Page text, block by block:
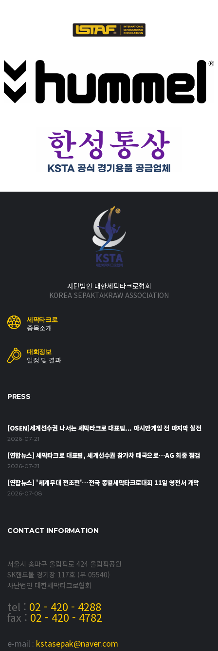
사단법인 대한세팍타크로협회
KOREA SEPAKTAKRAW ASSOCIATION
세팍타크로
종목소개
대회정보
일정 및 결과
PRESS
[OSEN]세계선수권 나서는 세팍타크로 대표팀... 아시안게임 전 마지막 실전
2026-07-21
[연합뉴스] 세팍타크로 대표팀, 세계선수권 참가차 태국으로…AG 최종 점검
2026-07-21
[연합뉴스] '세계무대 전초전'…전국 종별세팍타크로대회 11일 영천서 개막
2026-07-08
CONTACT INFORMATION
서울시 송파구 올림픽로 424 올림픽공원
SK핸드볼 경기장 117호 (우 05540)
사단법인 대한세팍타크로협회
tel : 02 - 420 - 4288
fax : 02 - 420 - 4782
e-mail : kstasepak@naver.com